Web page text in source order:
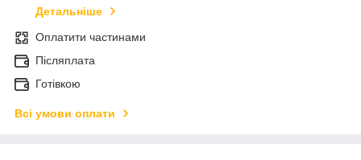
Детальніше
Оплатити частинами
Післяплата
Готівкою
Всі умови оплати